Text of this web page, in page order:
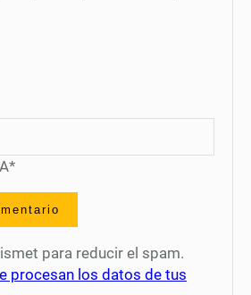
*
para reducir el spam.
procesan los datos de tus